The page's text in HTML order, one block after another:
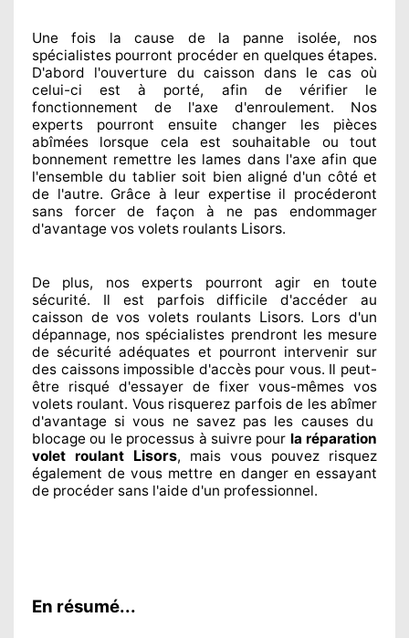
Une fois la cause de la panne isolée, nos
spécialistes pourront procéder en quelques étapes.
D'abord l'ouverture du caisson dans le cas où
celui-ci est à porté, afin de vérifier le
fonctionnement de l'axe d'enroulement. Nos
experts pourront ensuite changerles pièces
abîmées lorsque cela est souhaitable ou tout
bonnement remettre les lames dans l'axe afin que
l'ensemble du tablier soit bien aligné d'un côté et
de l'autre. Grâce à leur expertiseil procéderont
sans forcer de façon à ne pas endommager
d'avantage vos volets roulants Lisors.
De plus, nos experts pourront agir en toute
sécurité. Il est parfois difficile d'accéder au
caisson de vos volets roulants Lisors. Lors d'un
dépannage, nos spécialistes prendront les mesure
de sécurité adéquates et pourront intervenir sur
des caissons impossible d'accès pour vous. Il peut-
être risqué d'essayer de fixer vous-mêmes vos
volets roulant. Vous risquerez parfois de les abîmer
d'avantage si vous ne savezpas les causes du
blocage ou le processus à suivre pour la réparation
volet roulant Lisors, mais vous pouvez risquez
également de vous mettre en danger en essayant
de procéder sans l'aide d'un professionnel.
En résumé...